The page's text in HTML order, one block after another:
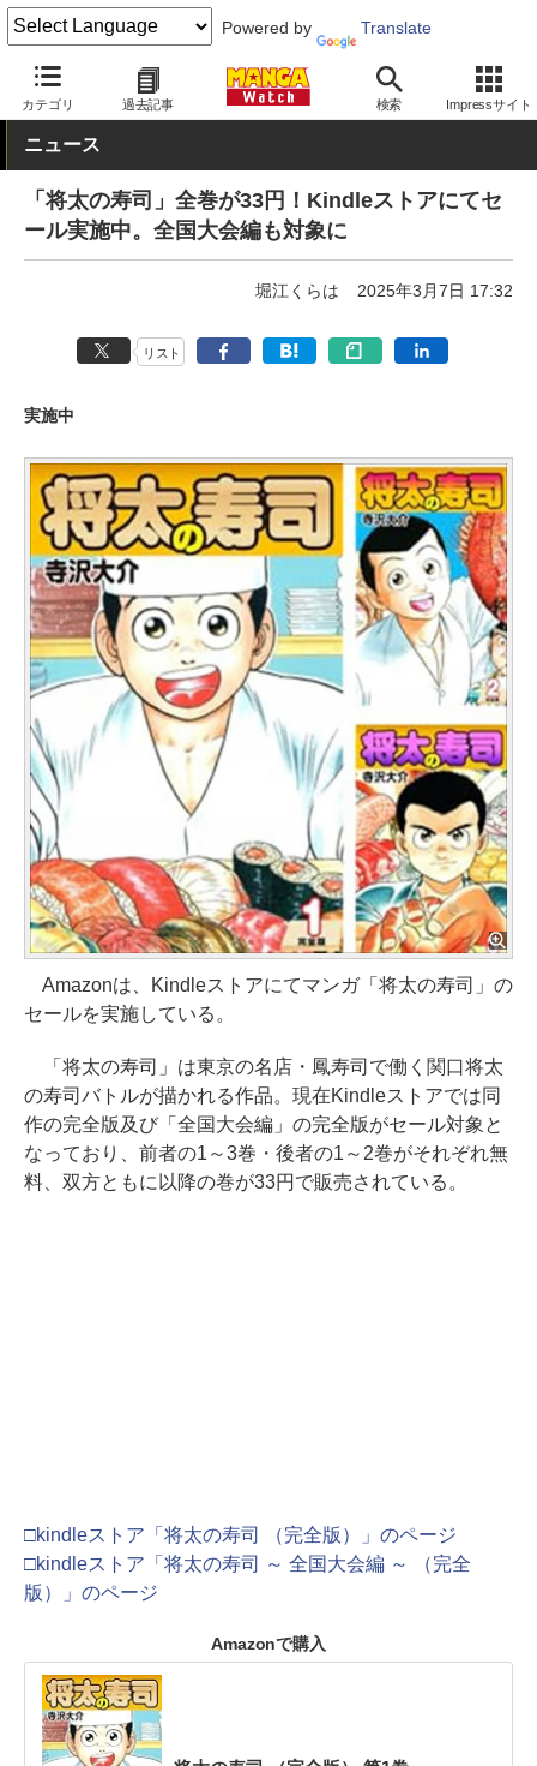
Powered by Translate
カテゴリ 過去記事 検索 Impressサイト
MANGA Watch セール
ニュース
「将太の寿司」全巻が33円！Kindleストアにてセ
ール実施中。全国大会編も対象に
堀江くらは 2025年3月7日 17:32
リスト
実施中
Amazonは、Kindleストアにてマンガ「将太の寿司」の
セールを実施している。
「将太の寿司」は東京の名店・鳳寿司で働く関口将太
の寿司バトルが描かれる作品。現在Kindleストアでは同
作の完全版及び「全国大会編」の完全版がセール対象と
なっており、前者の1～3巻・後者の1～2巻がそれぞれ無
料、双方ともに以降の巻が33円で販売されている。
□kindleストア「将太の寿司 （完全版）」のページ
□kindleストア「将太の寿司 ～ 全国大会編 ～ （完全
版）」のページ
Amazonで購入